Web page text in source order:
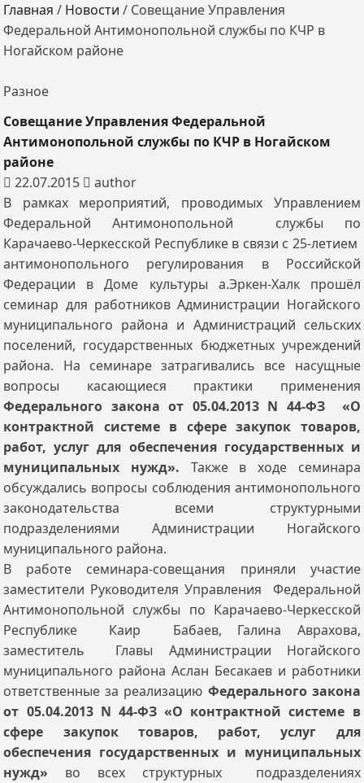
Главная / Новости / Совещание Управления
Федеральной Антимонопольной службы по КЧР в
Ногайском районе
Разное
Совещание Управления Федеральной
Антимонопольной службы по КЧР в Ногайском
районе
22.07.2015
author
В рамках мероприятий, проводимых Управлением
Федеральной Антимонопольной службы по
Карачаево-Черкесской Республике в связи с 25-летием
антимонопольного регулирования в Российской
Федерации в Доме культуры а.Эркен-Халк прошёл
семинар для работников Администрации Ногайского
муниципального района и Администраций сельских
поселений, государственных бюджетных учреждений
района. На семинаре затрагивались все насущные
вопросы касающиеся практики применения
Федерального закона от 05.04.2013 N 44-ФЗ «О
контрактной системе в сфере закупок товаров,
работ, услуг для обеспечения государственных и
муниципальных нужд». Также в ходе семинара
обсуждались вопросы соблюдения антимонопольного
законодательства всеми структурными
подразделениями Администрации Ногайского
муниципального района.
В работе семинара-совещания приняли участие
заместители Руководителя Управления Федеральной
Антимонопольной службы по Карачаево-Черкесской
Республике Каир Бабаев, Галина Аврахова,
заместитель Главы Администрации Ногайского
муниципального района Аслан Бесакаев и работники
ответственные за реализацию Федерального закона
от 05.04.2013 N 44-ФЗ «О контрактной системе в
сфере закупок товаров, работ, услуг для
обеспечения государственных и муниципальных
нужд» во всех структурных подразделениях